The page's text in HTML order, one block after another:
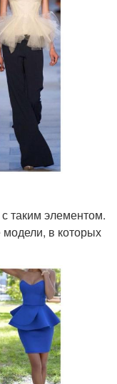
таким элементом.
в которых